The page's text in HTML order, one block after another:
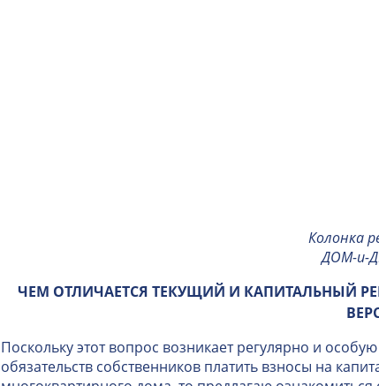
Колонка
ДОМ-и-
ЧЕМ ОТЛИЧАЕТСЯ ТЕКУЩИЙ И КАПИТАЛЬНЫЙ
Поскольку этот вопрос возникает регулярно и
обязательств собственников платить взносы на